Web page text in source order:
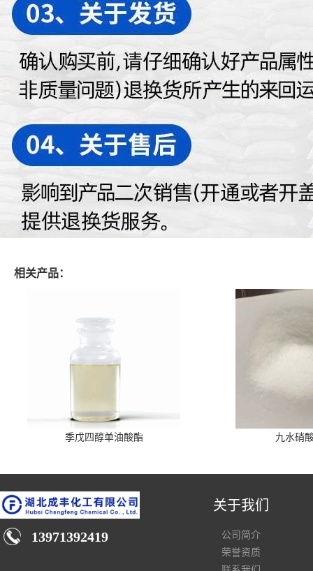
相关产品：
季戊四醇单油酸酯 九水硝
13971392419
关于我们
公司简介
荣誉资质